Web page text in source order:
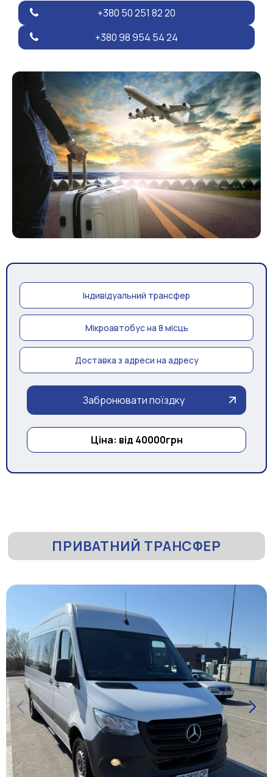
+380 50 251 82 20
+380 98 954 54 24
Індивідуальний трансфер
Мікроавтобус на 8 місць
Доставка з адреси на адресу
Забронювати поїздку
Ціна: від 40000грн
ПРИВАТНИЙ ТРАНСФЕР